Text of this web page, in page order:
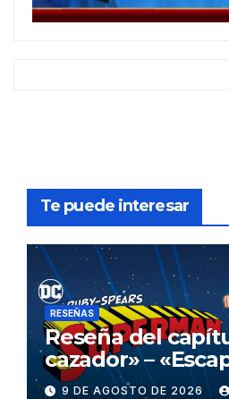
Te puede interesar
RESEÑAS
Reseña del
cazador» –
casa» de
9 DE AGOSTO DE 2026